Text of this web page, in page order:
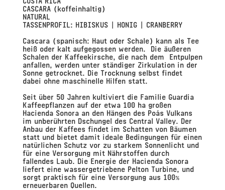
CASCARA(koffeinhaltig)
NATURAL
TASSENPROFIL: HIBISKUS | HONIG | CRANBERRY
Cascara(spanisch: Haut oder Schale) kann als Tee
heiß oder kalt aufgegossen werden. Die äußeren
Schalen der Kaffeekirsche, die nach dem Entpulpen
anfallen, werden unter ständiger Zirkulation in der
Sonne getrocknet. Die Trocknung selbst findet
dabei ohne maschinelle Hilfen statt.
Seit über 50 Jahren kultiviert die Familie Guardia
Kaffeepflanzen auf der etwa 100 ha großen
Hacienda Sonora an den Hängen des Poás Vulkans
im unberührten Dschungel des Central Valley. Der
Anbau der Kaffees findet im Schatten von Bäumen
statt und bietet damit ideale Bedingungen für einen
natürlichen Schutz vor zu starkem Sonnenlicht und
für eine Versorgung mit Nährstoffen durch
fallendes Laub. Die Energie der Hacienda Sonora
liefert eine wassergetriebene Pelton Turbine, und
sorgt praktisch für eine Versorgung aus 100%
erneuerbaren Quellen.